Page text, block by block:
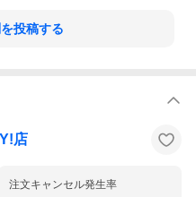
投稿する
店
注文キャンセル発生率